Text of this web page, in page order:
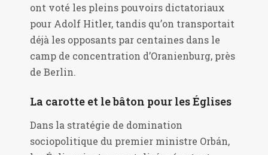
ont voté les pleins pouvoirs dictatoriaux
pour Adolf Hitler, tandis qu’on transportait
déjà les opposants par centaines dans le
camp de concentration d’Oranienburg, près
de Berlin.
La carotte et le bâton pour les Églises
Dans la stratégie de domination
sociopolitique du premier ministre Orbán,